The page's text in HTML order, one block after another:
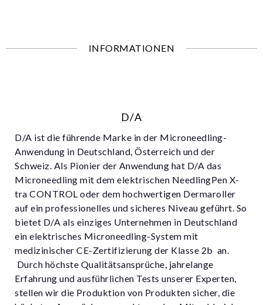
INFORMATIONEN
D/A
D/A ist die führende Marke in der Microneedling-
Anwendung in Deutschland, Österreich und der
Schweiz. Als Pionier der Anwendung hat D/A das
Microneedling mit dem elektrischen NeedlingPen X-
tra CONTROL oder dem hochwertigen Dermaroller
auf ein professionelles und sicheres Niveau geführt. So
bietet D/A als einziges Unternehmen in Deutschland
ein elektrisches Microneedling-System mit
medizinischer CE-Zertifizierung der Klasse 2b an.
Durch höchste Qualitätsansprüche, jahrelange
Erfahrung und ausführlichen Tests unserer Experten,
stellen wir die Produktion von Produkten sicher, die